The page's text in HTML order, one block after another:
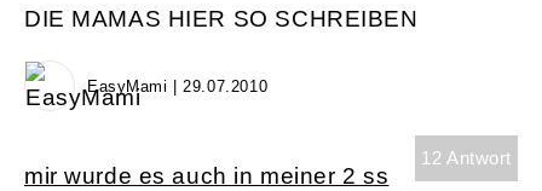
DIE MAMAS HIER SO SCHREIBEN
EasyMami | 29.07.2010
12 Antwort
mir wurde es auch in meiner 2 ss